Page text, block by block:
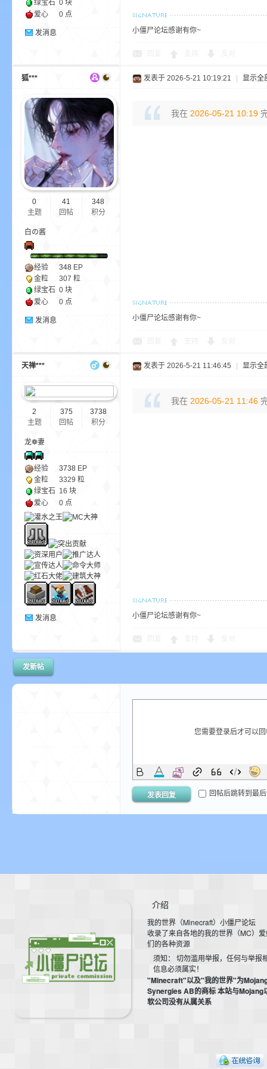
的
绿宝石 0 块
爱心
0 点
发消息 小僵尸论坛感谢有你~
狐***
0
主题
41
回帖
348
积分
白の酱
经验 348 EP
金粒
307 粒
绿宝石 0 块
爱心
0 点
发消息
发表于 2026-5-21 10:19:21 显示全
我在 2026-05-21 10:19
小僵尸论坛感谢有你~
天禅***
2
主题
375
回帖
3738
积分
龙❁妻
经验 3738 EP
金粒
3329 粒
绿宝石 16 块
爱心
0 点
发消息
发表于 2026-5-21 11:46:45 显示全
我在 2026-05-21 11:46
小僵尸论坛感谢有你~
发新帖
您需要登录后才可以
发表回复 回帖后跳转到最
介绍
我的世界（Minecraft）小僵尸论坛
收录了来自各地的我的世界（MC）
们的各种资源
须知： 切勿滥用举报，任何与举报
信息必须属实！
"Minecraft"以及"我的世界"为
Synergies AB的商标 本站与Mojang
软公司没有从属关系